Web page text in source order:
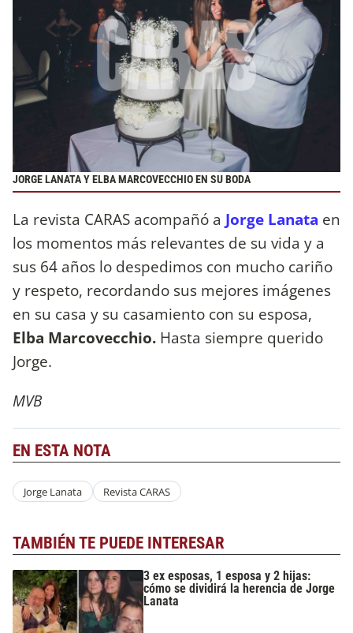
JORGE LANATA Y ELBA MARCOVECCHIO EN SU BODA
La revista CARAS acompañó a Jorge Lanata en
los momentos más relevantes de su vida y a
sus 64 años lo despedimos con mucho cariño
y respeto, recordando sus mejores imágenes
en su casa y su casamiento con su esposa,
Elba Marcovecchio. Hasta siempre querido
Jorge.
MVB
EN ESTA NOTA
Jorge Lanata Revista CARAS
TAMBIÉN TE PUEDE INTERESAR
3 ex esposas, 1 esposa y 2 hijas:
cómo se dividirá la herencia de Jorge
Lanata